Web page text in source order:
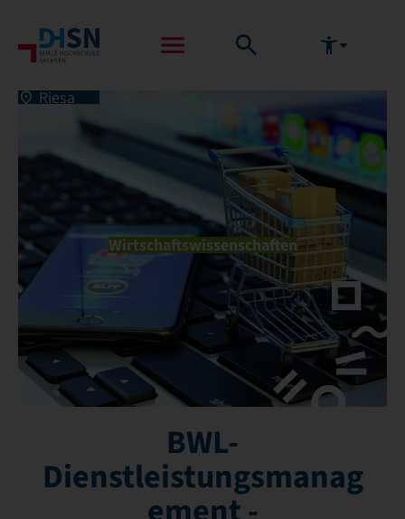
Riesa
Wirtschaftswissenschaften
BWL-
Dienstleistungsmanag
ement -